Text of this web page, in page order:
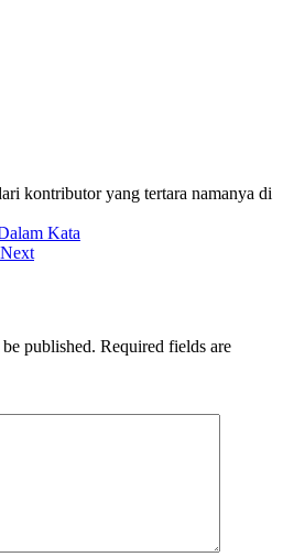
kontributor yang tertara namanya di
Kata
Next
published. Required fields are